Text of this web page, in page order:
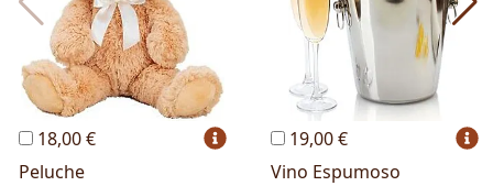
18,00 €
Peluche
19,00 €
Vino Espumoso